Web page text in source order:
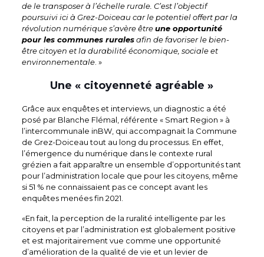
de le transposer à l’échelle rurale. C’est l’objectif
poursuivi ici à Grez-Doiceau car le potentiel offert par la
révolution numérique s’avère êtreune opportunité
pour les communes ruralesafin de favoriser le bien-
être citoyen et la durabilité économique, sociale et
environnementale. »
Une « citoyenneté agréable »
Grâce aux enquêtes et interviews, un diagnostic a été
posé par Blanche Flémal, référente « Smart Region » à
l’intercommunale inBW, qui accompagnait la Commune
de Grez-Doiceau tout au long du processus. En effet,
l’émergence du numérique dans le contexte rural
grézien a fait apparaître un ensemble d’opportunités tant
pour l’administration locale que pour les citoyens, même
si 51 % ne connaissaient pas ce concept avant les
enquêtes menées fin 2021.
«En fait, la perception de la ruralité intelligente par les
citoyens et par l’administration est globalement positive
et est majoritairement vue comme une opportunité
d’amélioration de la qualité de vie et un levier de